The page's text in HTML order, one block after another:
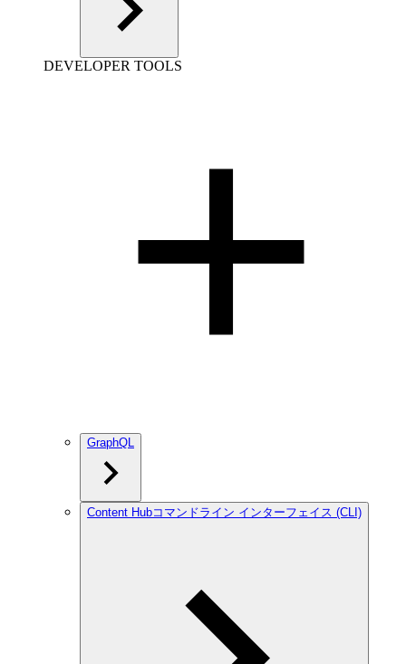
DEVELOPER TOOLS
GraphQL
Content Hubコマンドライン インターフェイス (CLI)